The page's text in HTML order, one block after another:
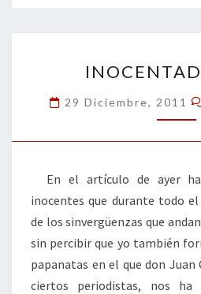
o
o
er dI
n
l
29 Diciembre, 2011
En el artículo de ayer
inocentes que durante todo
de los sinvergüenzas que
sin percibir que yo también
papanatas en el que don Juan
ciertos periodistas, nos